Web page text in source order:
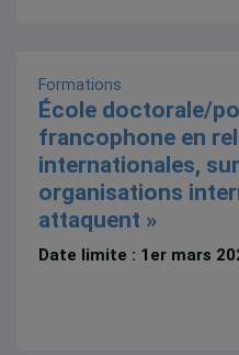
Formations
École doctorale/
francophone en
internationales,
organisations
attaquent »
Date limite : 1er mars